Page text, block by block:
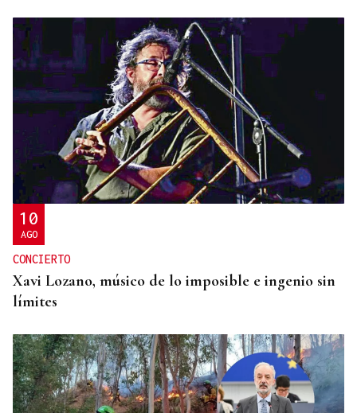
NO SE DESCARTAN MENORES DE EDAD
Ceuta investiga seis presuntas agresiones sexuales
a migrantes tras la entrada masiva
10
AGO
CONCIERTO
Xavi Lozano, músico de lo imposible e ingenio sin
límites